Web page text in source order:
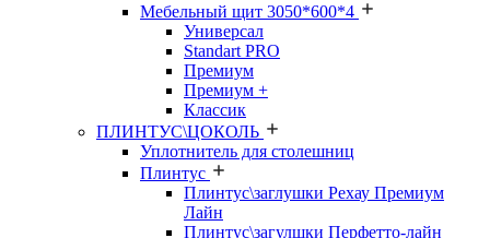
Мебельный щит 3050*600*4
Универсал
Standart PRO
Премиум
Премиум +
Классик
ПЛИНТУС\ЦОКОЛЬ
Уплотнитель для столешниц
Плинтус
Плинтус\заглушки Рехау Премиум
Лайн
Плинтус\загулшки Перфетто-лайн